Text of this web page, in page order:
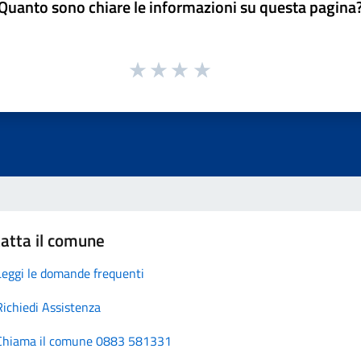
sono chiare le informazioni su questa
il comune
le domande frequenti
Assistenza
il comune 0883 581331